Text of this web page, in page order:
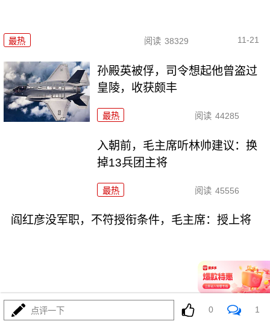
最热 阅读 38329 11-21
孙殿英被俘，司令想起他曾盗过
皇陵，收获颇丰
最热 阅读 44285
入朝前，毛主席听林帅建议：换
掉13兵团主将
最热 阅读 45556
阎红彦没军职，不符授衔条件，毛主席：授上将
最热 阅读 35738
点评一下 0 1